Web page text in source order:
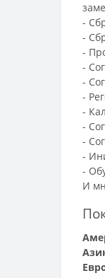
-
-
-
-
-
-
-
-
-
-
-
И